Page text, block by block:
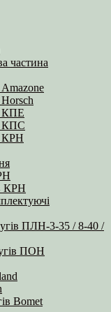
частина
Amazone
КПЕ
КПС
КРН
КРН
ПЛН-3-35 / 8-40 /
ПОН
Bomet